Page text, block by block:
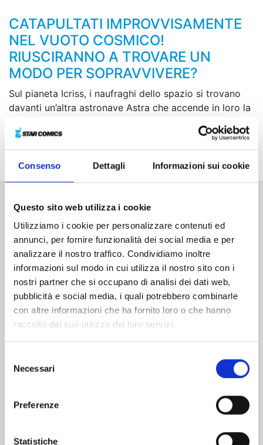
Consenso Dettagli Informazioni sui cookie
Questo sito web utilizza i cookie
Utilizziamo i cookie per personalizzare contenuti ed
annunci, per fornire funzionalità dei social media e per
analizzare il nostro traffico. Condividiamo inoltre
informazioni sul modo in cui utilizza il nostro sito con i
nostri partner che si occupano di analisi dei dati web,
pubblicità e social media, i quali potrebbero combinarle
con altre informazioni che ha fornito loro o che hanno
raccolto dal suo utilizzo dei loro servizi.
delNecessari
Preferenze
Statistiche
CATAPULTATI IMPROVVISAMENTE
NEL VUOTO COSMICO!
RIUSCIRANNO A TROVARE UN
MODO PER SOPRAVVIVERE?
Sul pianeta Icriss, i naufraghi dello spazio si trovano
davanti un’altra astronave Astra che accende in loro la
scopriranno un segreto che li accomuna tutti,
riguardante la loro nascita...
Altri volumi della serie